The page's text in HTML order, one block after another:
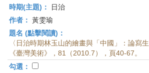
時期(主題)：
日治
作者： 黃雯瑜
題名 (點擊閱讀)：
〈日治時期林玉山的繪畫與「中國」：論寫
《臺灣美術》，81（2010.7），頁40-67。
勾選：